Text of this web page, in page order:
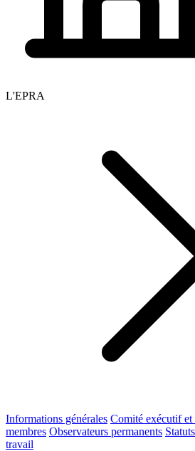
L'EPRA
Informations générales Comité exécutif et
membres Observateurs permanents Statuts
travail